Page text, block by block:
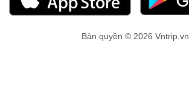
Bản quyền © 2026 Vntrip.vn